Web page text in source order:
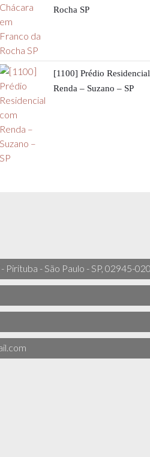
Rocha SP
[1100] Prédio
Renda – Suzano – SP
Pirituba - São Paulo - SP, 02945-020